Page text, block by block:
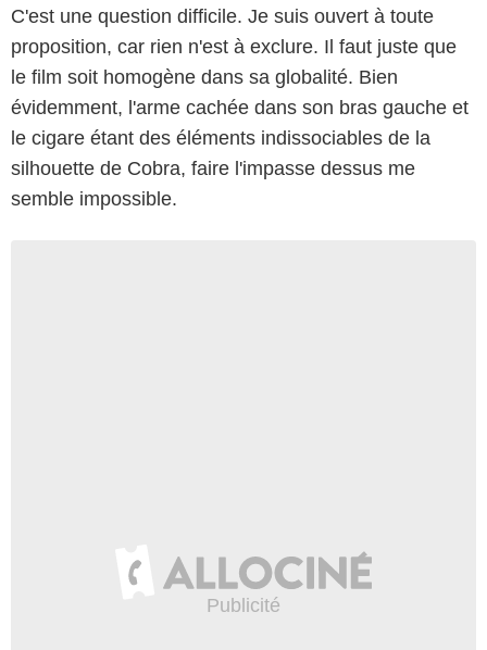
C'est une question difficile. Je suis ouvert à toute
proposition, car rien n'est à exclure. Il faut juste que
le film soit homogène dans sa globalité. Bien
évidemment, l'arme cachée dans son bras gauche et
le cigare étant des éléments indissociables de la
silhouette de Cobra, faire l'impasse dessus me
semble impossible.